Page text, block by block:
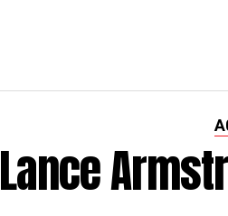
Lance